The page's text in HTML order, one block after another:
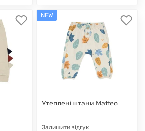
NEW
Утеплені штани Matteo
Залишити відгук